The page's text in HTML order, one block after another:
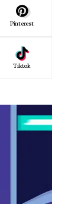
Pinterest
Tiktok